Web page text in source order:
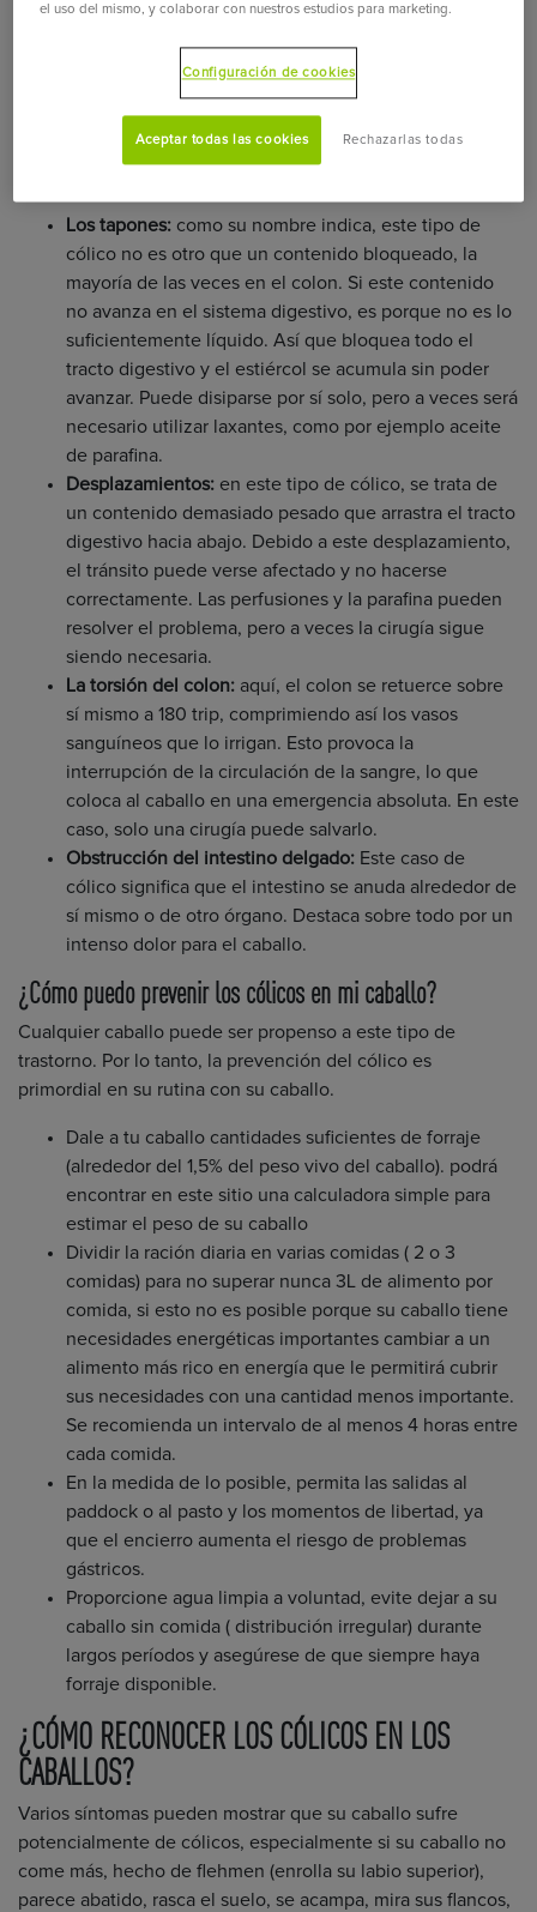
Los tapones: como su nombre indica, este tipo de
cólico no es otro que un contenido bloqueado, la
mayoría de las veces en el colon. Si este contenido
no avanza en el sistema digestivo, es porque no es lo
suficientemente líquido. Así que bloquea todo el
tracto digestivo y el estiércol se acumula sin poder
avanzar. Puede disiparse por sí solo, pero a veces será
necesario utilizar laxantes, como por ejemplo aceite
de parafina.
Desplazamientos: en este tipo de cólico, se trata de
un contenido demasiado pesado que arrastra el tracto
digestivo hacia abajo. Debido a este desplazamiento,
el tránsito puede verse afectado y no hacerse
correctamente. Las perfusiones y la parafina pueden
resolver el problema, pero a veces la cirugía sigue
siendo necesaria.
La torsión del colon: aquí, el colon se retuerce sobre
sí mismo a 180 trip, comprimiendo así los vasos
sanguíneos que lo irrigan. Esto provoca la
interrupción de la circulación de la sangre, lo que
coloca al caballo en una emergencia absoluta. En este
caso, solo una cirugía puede salvarlo.
Obstrucción del intestino delgado: Este caso de
cólico significa que el intestino se anuda alrededor de
sí mismo o de otro órgano. Destaca sobre todo por un
intenso dolor para el caballo.
¿Cómo puedo prevenir los cólicos en mi caballo?
Cualquier caballo puede ser propenso a este tipo de
trastorno. Por lo tanto, la prevención del cólico es
primordial en su rutina con su caballo.
Dale a tu caballo cantidades suficientes de forraje
(alrededor del 1,5% del peso vivo del caballo). podrá
encontrar en este sitio una calculadora simple para
estimar el peso de su caballo
Dividir la ración diaria en varias comidas ( 2 o 3
comidas) para no superar nunca 3L de alimento por
comida, si esto no es posible porque su caballo tiene
necesidades energéticas importantes cambiar a un
alimento más rico en energía que le permitirá cubrir
sus necesidades con una cantidad menos importante.
Se recomienda un intervalo de al menos 4 horas entre
cada comida.
En la medida de lo posible, permita las salidas al
paddock o al pasto y los momentos de libertad, ya
que el encierro aumenta el riesgo de problemas
gástricos.
Proporcione agua limpia a voluntad, evite dejar a su
caballo sin comida ( distribución irregular) durante
largos períodos y asegúrese de que siempre haya
forraje disponible.
¿CÓMO RECONOCER LOS CÓLICOS EN LOS
CABALLOS?
Varios síntomas pueden mostrar que su caballo sufre
potencialmente de cólicos, especialmente si su caballo no
come más, hecho de flehmen (enrolla su labio superior),
parece abatido, rasca el suelo, se acampa, mira sus flancos,
el uso del mismo, y colaborar con nuestros estudios para marketing.
Configuración de cookies
Rechazarlas todas
Aceptar todas las cookies